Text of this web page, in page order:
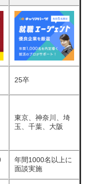
25卒
東京、神奈川、埼
玉、千葉、大阪
年間1000名以上に
面談実施